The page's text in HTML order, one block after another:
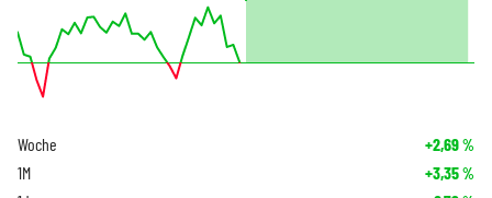
Woche +2,69%
1M +3,35%